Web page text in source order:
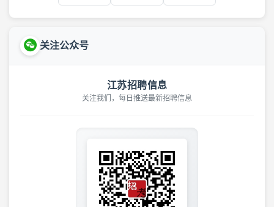
关注公众号
江苏招聘信息
关注我们，每日推送最新招聘信息